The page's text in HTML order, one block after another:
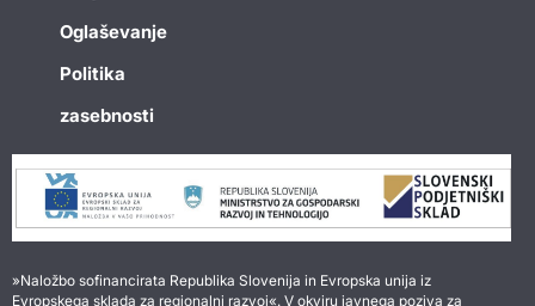
Oglaševanje
Politika
zasebnosti
»Naložbo sofinancirata Republika Slovenija in Evropska unija iz
Evropskega sklada za regionalni razvoj«. V okviru javnega poziva za